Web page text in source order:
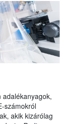
adalékanyagok,
számokról
akik kizárólag